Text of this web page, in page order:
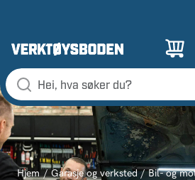
Hjem Garasje og verksted Bil- og